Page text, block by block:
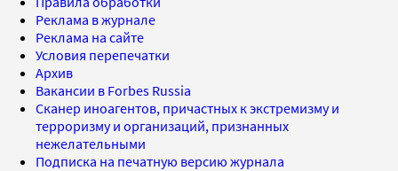
Реклама в журнале
Реклама на сайте
Условия перепечатки
Архив
Вакансии в Forbes Russia
Сканер иноагентов, причастных к экстремизму и
терроризму и организаций, признанных
нежелательными
Подписка на печатную версию журнала